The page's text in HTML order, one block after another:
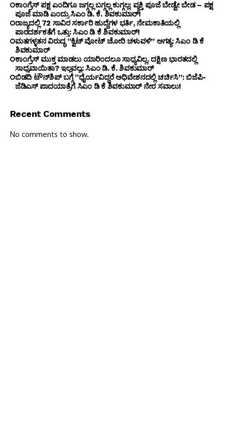
ಕಾಂಗ್ರೆಸ್ ಪಕ್ಷ ಎಂದಿಗೂ ಜಗ್ಗಲ್ಲ ಬಗ್ಗಲ್ಲ ಕುಗ್ಗಲ್ಲ: ವ್ಯಕ್ತಿ ಪೂಜೆ ಬೇಡ್ವೇ ಬೇಡ – ಪಕ್ಷ
ಪೂಜೆ ಮಾಡಿ ಎಂದ್ರು ಸಿಎಂ ಡಿ. ಕೆ. ಶಿವಕುಮಾರ್!
ರಾಜ್ಯದಲ್ಲಿ 72 ಸಾವಿರ ಸರ್ಕಾರಿ ಹುದ್ದೆಗಳ ಭರ್ತಿ, ನೇಮಕಾತಿಯಲ್ಲಿ
ಪಾರದರ್ಶಕತೆಗೆ ಒತ್ತು: ಸಿಎಂ ಡಿ ಕೆ ಶಿವಕುಮಾರ್!
ಮತಗಳ್ಳತನ ವಿರುದ್ಧ “ಕ್ವಿಟ್ ವೋಟ್ ಚೋರಿ ಚಳುವಳಿ” ಅಗತ್ಯ: ಸಿಎಂ ಡಿ ಕೆ
ಶಿವಕುಮಾರ್
ಕಾಂಗ್ರೆಸ್ ಮುಕ್ತ ಮಾಡಲು ಯಾರಿಂದಲೂ ಸಾಧ್ಯವಿಲ್ಲ. ದಕ್ಷಿಣ ಭಾರತದಲ್ಲಿ
ಸಾಧ್ಯವಾಯಿತಾ? ಇಲ್ಲವಲ್ವ: ಸಿಎಂ ಡಿ. ಕೆ. ಶಿವಕುಮಾರ್
ಬಿಡದಿ ಟೌನ್‌ಶಿಪ್ ಬಗ್ಗೆ “ಧೈರ್ಯವಿದ್ದರೆ ಅಧಿವೇಶನದಲ್ಲಿ ಚರ್ಚಿಸಿ”: ಬಿಜೆಪಿ-
ಜೆಡಿಎಸ್ ಪಾದಯಾತ್ರೆಗೆ ಸಿಎಂ ಡಿ ಕೆ ಶಿವಕುಮಾರ್ ನೇರ ಸವಾಲು!
Recent Comments
No comments to show.